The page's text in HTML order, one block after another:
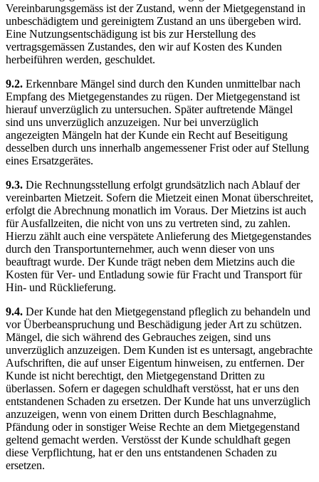
Vereinbarungsgemäss ist der Zustand, wenn der Mietgegenstand in
unbeschädigtem und gereinigtem Zustand an uns übergeben wird.
Eine Nutzungsentschädigung ist bis zur Herstellung des
vertragsgemässen Zustandes, den wir auf Kosten des Kunden
herbeiführen werden, geschuldet.
9.2. Erkennbare Mängel sind durch den Kunden unmittelbar nach
Empfang des Mietgegenstandes zu rügen. Der Mietgegenstand ist
hierauf unverzüglich zu untersuchen. Später auftretende Mängel
sind uns unverzüglich anzuzeigen. Nur bei unverzüglich
angezeigten Mängeln hat der Kunde ein Recht auf Beseitigung
desselben durch uns innerhalb angemessener Frist oder auf Stellung
eines Ersatzgerätes.
9.3. Die Rechnungsstellung erfolgt grundsätzlich nach Ablauf der
vereinbarten Mietzeit. Sofern die Mietzeit einen Monat überschreitet,
erfolgt die Abrechnung monatlich im Voraus. Der Mietzins ist auch
für Ausfallzeiten, die nicht von uns zu vertreten sind, zu zahlen.
Hierzu zählt auch eine verspätete Anlieferung des Mietgegenstandes
durch den Transportunternehmer, auch wenn dieser von uns
beauftragt wurde. Der Kunde trägt neben dem Mietzins auch die
Kosten für Ver- und Entladung sowie für Fracht und Transport für
Hin- und Rücklieferung.
9.4. Der Kunde hat den Mietgegenstand pfleglich zu behandeln und
vor Überbeanspruchung und Beschädigung jeder Art zu schützen.
Mängel, die sich während des Gebrauches zeigen, sind uns
unverzüglich anzuzeigen. Dem Kunden ist es untersagt, angebrachte
Aufschriften, die auf unser Eigentum hinweisen, zu entfernen. Der
Kunde ist nicht berechtigt, den Mietgegenstand Dritten zu
überlassen. Sofern er dagegen schuldhaft verstösst, hat er uns den
entstandenen Schaden zu ersetzen. Der Kunde hat uns unverzüglich
anzuzeigen, wenn von einem Dritten durch Beschlagnahme,
Pfändung oder in sonstiger Weise Rechte an dem Mietgegenstand
geltend gemacht werden. Verstösst der Kunde schuldhaft gegen
diese Verpflichtung, hat er den uns entstandenen Schaden zu
ersetzen.